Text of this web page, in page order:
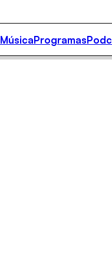
MúsicaProgramas